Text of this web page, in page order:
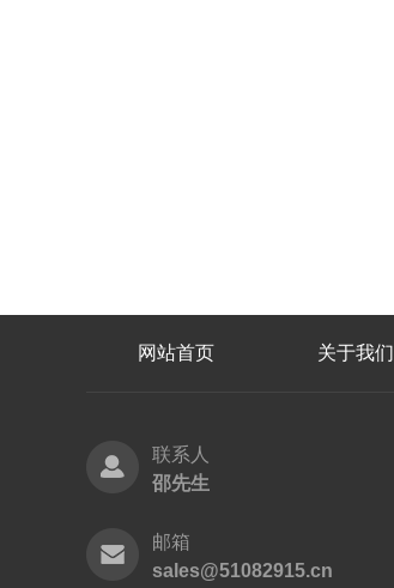
网站首页 关于我们
联系人
邵先生
邮箱
sales@51082915.cn